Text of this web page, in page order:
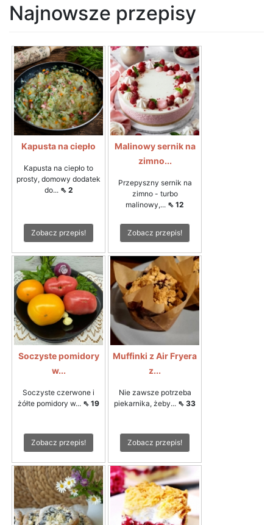
Najnowsze przepisy
Kapusta na ciepło
Kapusta na ciepło to
prosty, domowy dodatek
do... ⇖ 2
Zobacz przepis!
Malinowy sernik na
zimno...
Przepyszny sernik na
zimno - turbo
malinowy,... ⇖ 12
Zobacz przepis!
Soczyste pomidory
w...
Soczyste czerwone i
żółte pomidory w... ⇖ 19
Zobacz przepis!
Muffinki z Air Fryera
z...
Nie zawsze potrzeba
piekarnika, żeby... ⇖ 33
Zobacz przepis!